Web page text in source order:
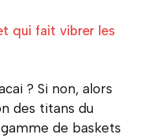
qui fait vibrer les
? Si non, alors
des titans du
de baskets